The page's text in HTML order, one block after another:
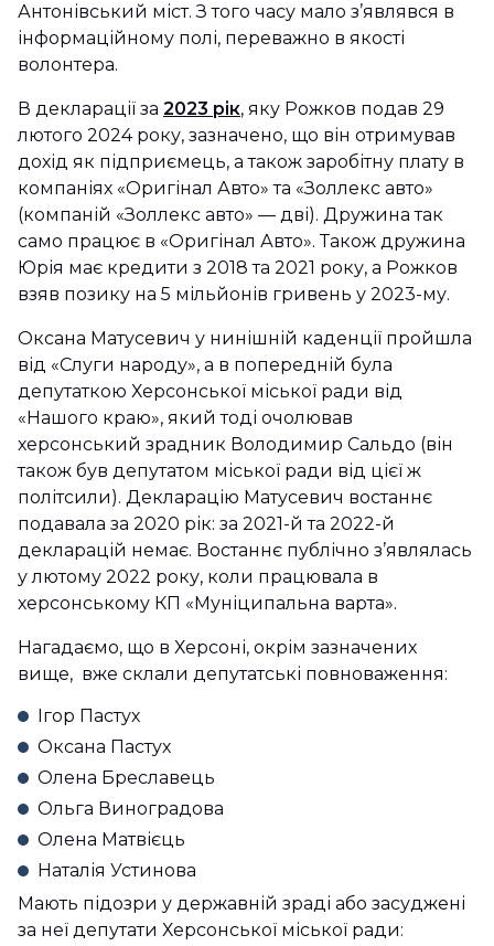
Антонівський міст. З того часу мало з’являвся в
інформаційному полі, переважно в якості
волонтера.
В декларації за 2023 рік, яку Рожков подав 29
лютого 2024 року, зазначено, що він отримував
дохід як підприємець, а також заробітну плату в
компаніях «Оригінал Авто» та «Золлекс авто»
(компаній «Золлекс авто» — дві). Дружина так
само працює в «Оригінал Авто». Також дружина
Юрія має кредити з 2018 та 2021 року, а Рожков
взяв позику на 5 мільйонів гривень у 2023-му.
Оксана Матусевич у нинішній каденції пройшла
від «Слуги народу», а в попередній була
депутаткою Херсонської міської ради від
«Нашого краю», який тоді очолював
херсонський зрадник Володимир Сальдо (він
також був депутатом міської ради від цієї ж
політсили). Декларацію Матусевич востаннє
подавала за 2020 рік: за 2021-й та 2022-й
декларацій немає. Востаннє публічно з’являлась
у лютому 2022 року, коли працювала в
херсонському КП «Муніципальна варта».
Нагадаємо, що в Херсоні, окрім зазначених
вище, вже склали депутатські повноваження:
Ігор Пастух
Оксана Пастух
Олена Бреславець
Ольга Виноградова
Олена Матвієць
Наталія Устинова
Мають підозри у державній зраді або засуджені
за неї депутати Херсонської міської ради: